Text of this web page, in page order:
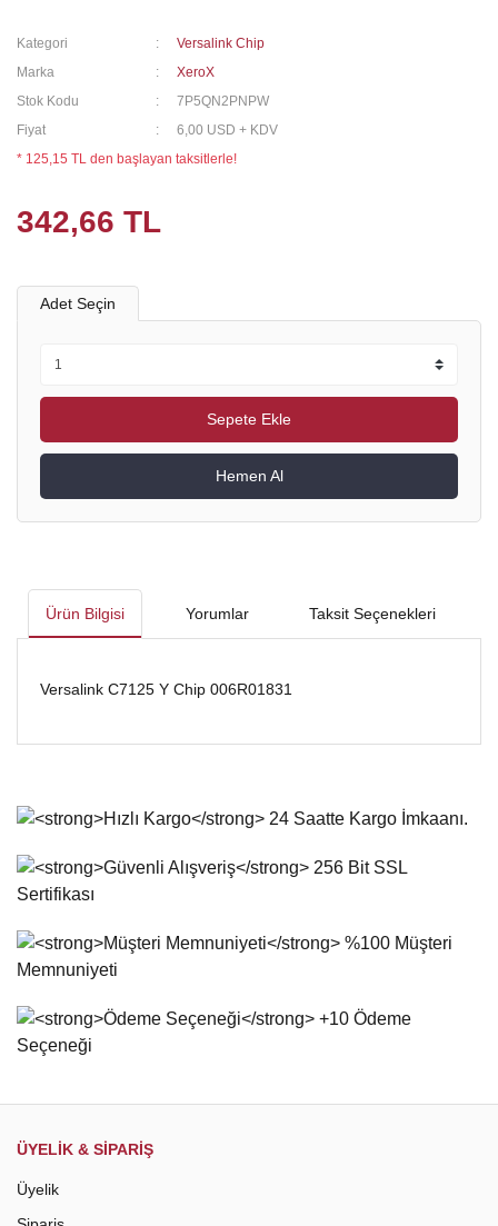
Kategori
Versalink Chip
Marka
XeroX
Stok Kodu
7P5QN2PNPW
Fiyat
6,00 USD + KDV
* 125,15 TL den başlayan taksitlerle!
342,66 TL
Adet Seçin
Sepete Ekle
Hemen Al
Ürün Bilgisi Yorumlar Taksit Seçenekleri
Versalink C7125 Y Chip 006R01831
Bu ürünün fiyat bilgisi, resim, ürün açıklamalarında ve diğer
Görüş ve önerileriniz için teşekkür ederiz.
Ürün resmi kalitesiz, bozuk veya görüntülenemiyor.
Ürün açıklamasında eksik bilgiler bulunuyor.
Ürün fiyatı diğer sitelerden daha pahalı.
ÜYELİK & SİPARİŞ
Üyelik